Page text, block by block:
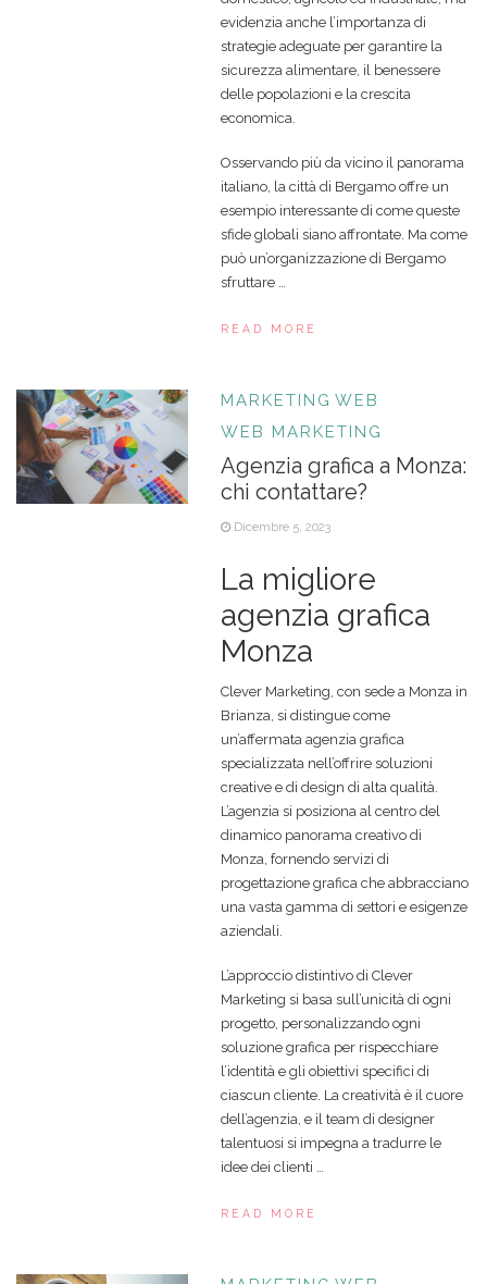
evidenzia anche l’importanza di
strategie adeguate per garantire la
sicurezza alimentare, il benessere
delle popolazioni e la crescita
economica.
Osservando più da vicino il panorama
italiano, la città di Bergamo offre un
esempio interessante di come queste
sfide globali siano affrontate. Ma come
può un’organizzazione di Bergamo
sfruttare …
READ MORE
MARKETING WEB
WEB MARKETING
Agenzia grafica a Monza:
chi contattare?
Dicembre 5, 2023
La migliore
agenzia grafica
Monza
Clever Marketing, con sede a Monza in
Brianza, si distingue come
un’affermata agenzia grafica
specializzata nell’offrire soluzioni
creative e di design di alta qualità.
L’agenzia si posiziona al centro del
dinamico panorama creativo di
Monza, fornendo servizi di
progettazione grafica che abbracciano
una vasta gamma di settori e esigenze
aziendali.
L’approccio distintivo di Clever
Marketing si basa sull’unicità di ogni
progetto, personalizzando ogni
soluzione grafica per rispecchiare
l’identità e gli obiettivi specifici di
ciascun cliente. La creatività è il cuore
dell’agenzia, e il team di designer
talentuosi si impegna a tradurre le
idee dei clienti …
READ MORE